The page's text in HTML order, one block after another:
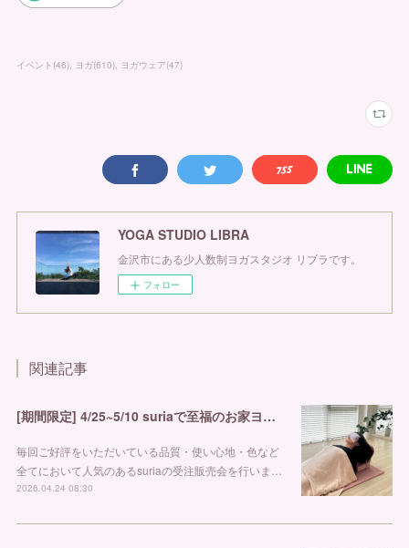
イベント (46) ヨガ(610) ヨガウェア(47)
YOGA STUDIO LIBRA
金沢市にある少人数制ヨガスタジオ リブラです。
フォロー
関連記事
[期間限定] 4/25~5/10 suriaで至福のお家ヨガを
毎回ご好評をいただいている品質・使い心地・色など
全てにおいて人気のあるsuriaの受注販売会を行いま…
2026.04.24 08:30